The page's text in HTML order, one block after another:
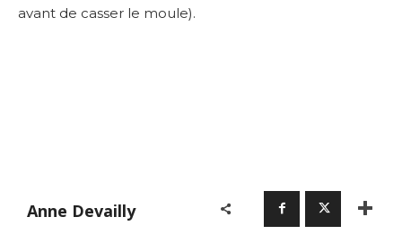
avant de casser le moule).
Anne Devailly